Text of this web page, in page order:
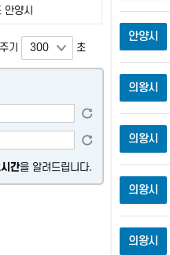
안양시
기 초
간을 알려드립니다.
안양시
의왕시
의왕시
의왕시
의왕시